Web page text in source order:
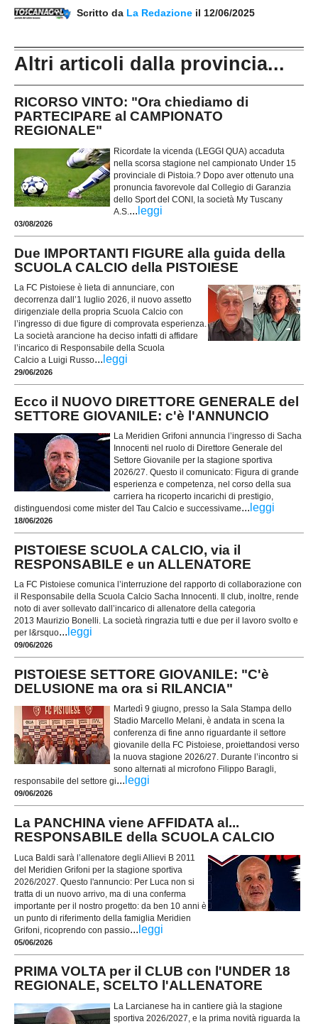
Scritto da La Redazione il 12/06/2025
Altri articoli dalla provincia...
RICORSO VINTO: "Ora chiediamo di
PARTECIPARE al CAMPIONATO
REGIONALE"
Ricordate la vicenda (LEGGI QUA) accaduta
nella scorsa stagione nel campionato Under 15
provinciale di Pistoia.? Dopo aver ottenuto una
pronuncia favorevole dal Collegio di Garanzia
dello Sport del CONI, la società My Tuscany
A.S. ... leggi
03/08/2026
Due IMPORTANTI FIGURE alla guida della
SCUOLA CALCIO della PISTOIESE
La FC Pistoiese è lieta di annunciare, con
decorrenza dall’1 luglio 2026, il nuovo assetto
dirigenziale della propria Scuola Calcio con
l’ingresso di due figure di comprovata esperienza.
La società arancione ha deciso infatti di affidare
l’incarico di Responsabile della Scuola
Calcio a Luigi Russo... leggi
29/06/2026
Ecco il NUOVO DIRETTORE GENERALE del
SETTORE GIOVANILE: c'è l'ANNUNCIO
La Meridien Grifoni annuncia l’ingresso di Sacha
Innocenti nel ruolo di Direttore Generale del
Settore Giovanile per la stagione sportiva
2026/27. Questo il comunicato: Figura di grande
esperienza e competenza, nel corso della sua
carriera ha ricoperto incarichi di prestigio,
distinguendosi come mister del Tau Calcio e successivame... leggi
18/06/2026
PISTOIESE SCUOLA CALCIO, via il
RESPONSABILE e un ALLENATORE
La FC Pistoiese comunica l’interruzione del rapporto di collaborazione con
il Responsabile della Scuola Calcio Sacha Innocenti. Il club, inoltre, rende
noto di aver sollevato dall’incarico di allenatore della categoria
2013 Maurizio Bonelli. La società ringrazia tutti e due per il lavoro svolto e
per l&rsquo... leggi
09/06/2026
PISTOIESE SETTORE GIOVANILE: "C'è
DELUSIONE ma ora si RILANCIA"
Martedì 9 giugno, presso la Sala Stampa dello
Stadio Marcello Melani, è andata in scena la
conferenza di fine anno riguardante il settore
giovanile della FC Pistoiese, proiettandosi verso
la nuova stagione 2026/27. Durante l’incontro si
sono alternati al microfono Filippo Baragli,
responsabile del settore gi... leggi
09/06/2026
La PANCHINA viene AFFIDATA al...
RESPONSABILE della SCUOLA CALCIO
Luca Baldi sarà l’allenatore degli Allievi B 2011
del Meridien Grifoni per la stagione sportiva
2026/2027. Questo l'annuncio: Per Luca non si
tratta di un nuovo arrivo, ma di una conferma
importante per il nostro progetto: da ben 10 anni è
un punto di riferimento della famiglia Meridien
Grifoni, ricoprendo con passio... leggi
05/06/2026
PRIMA VOLTA per il CLUB con l'UNDER 18
REGIONALE, SCELTO l'ALLENATORE
La Larcianese ha in cantiere già la stagione
sportiva 2026/2027, e la prima novità riguarda la